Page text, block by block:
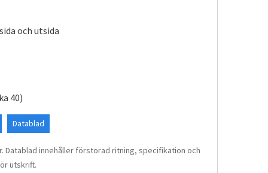
och utsida
40)
Datablad
Datablad innehåller förstorad ritning, specifikation och
utskrift.